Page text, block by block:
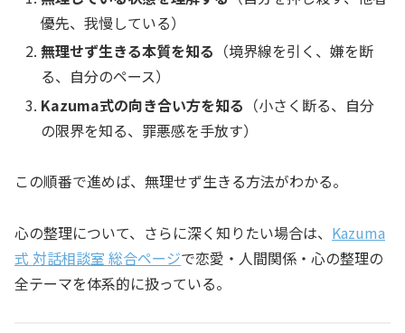
優先、我慢している）
無理せず生きる本質を知る （境界線を引く、嫌を断
る、自分のペース）
Kazuma式の向き合い方を知る （小さく断る、自分
の限界を知る、罪悪感を手放す）
この順番で進めば、無理せず生きる方法がわかる。
心の整理について、さらに深く知りたい場合は、 Kazuma
式 対話相談室 総合ページで恋愛・人間関係・心の整理の
全テーマを体系的に扱っている。